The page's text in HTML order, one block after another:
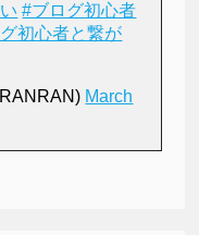
#ブログ初心者
初心者と繋が
March